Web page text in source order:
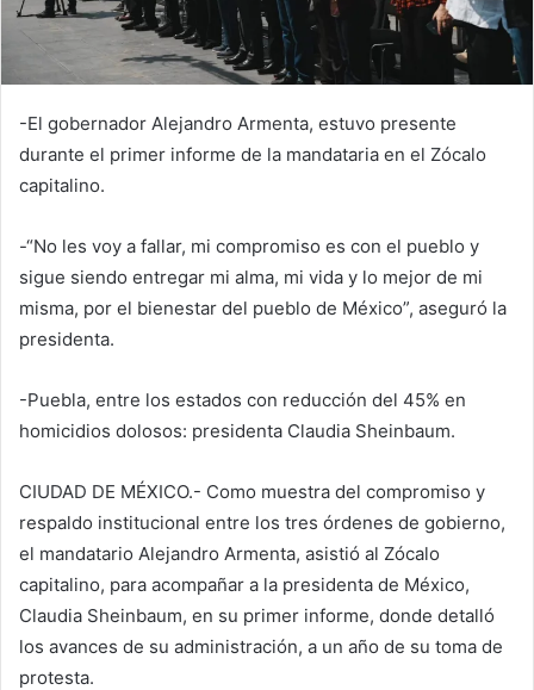
-El gobernador Alejandro Armenta, estuvo presente
durante el primer informe de la mandataria en el Zócalo
capitalino.
-“No les voy a fallar, mi compromiso es con el pueblo y
sigue siendo entregar mi alma, mi vida y lo mejor de mi
misma, por el bienestar del pueblo de México”, aseguró la
presidenta.
-Puebla, entre los estados con reducción del 45% en
homicidios dolosos: presidenta Claudia Sheinbaum.
CIUDAD DE MÉXICO.- Como muestra del compromiso y
respaldo institucional entre los tres órdenes de gobierno,
el mandatario Alejandro Armenta, asistió al Zócalo
capitalino, para acompañar a la presidenta de México,
Claudia Sheinbaum, en su primer informe, donde detalló
los avances de su administración, a un año de su toma de
protesta.